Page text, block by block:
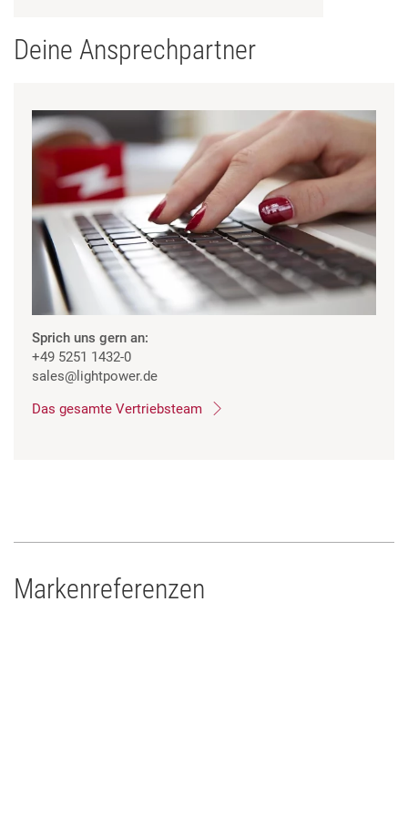
Deine Ansprechpartner
Sprich uns gern an:
+49 5251 1432-0
sales@lightpower.de
Das gesamte Vertriebsteam
Markenreferenzen